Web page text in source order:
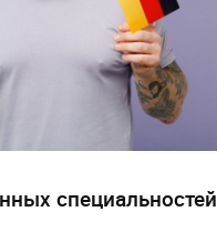
специальностей